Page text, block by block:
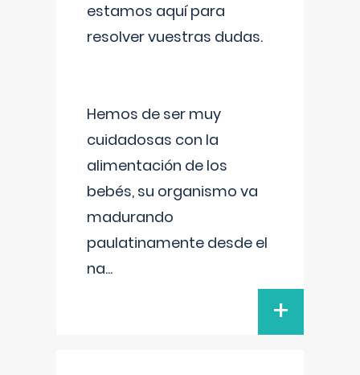
estamos aquí para
resolver vuestras dudas.
Hemos de ser muy
cuidadosas con la
alimentación de los
bebés, su organismo va
madurando
paulatinamente desde el
na...
+